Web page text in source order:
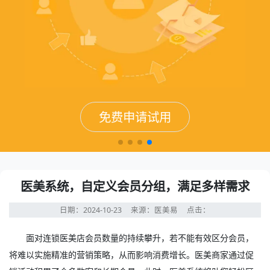
免费申请试用
免费申请试用
免费申请试用
免费申请试用
医美系统，自定义会员分组，满足多样需求
日期：2024-10-23 来源：医美易 点击：
面对连锁医美店会员数量的持续攀升，若不能有效区分会员，
将难以实施精准的营销策略，从而影响消费增长。医美商家通过促